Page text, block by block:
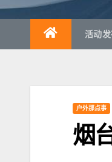
活动
户外那点事
烟